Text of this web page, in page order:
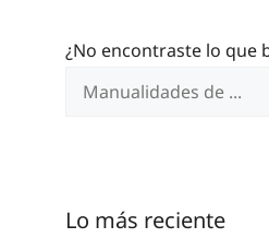
¿No encontraste lo que
Lo más reciente